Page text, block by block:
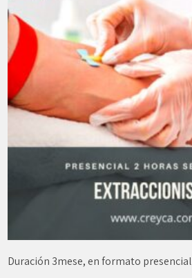
Duración 3mese, en formato presencial